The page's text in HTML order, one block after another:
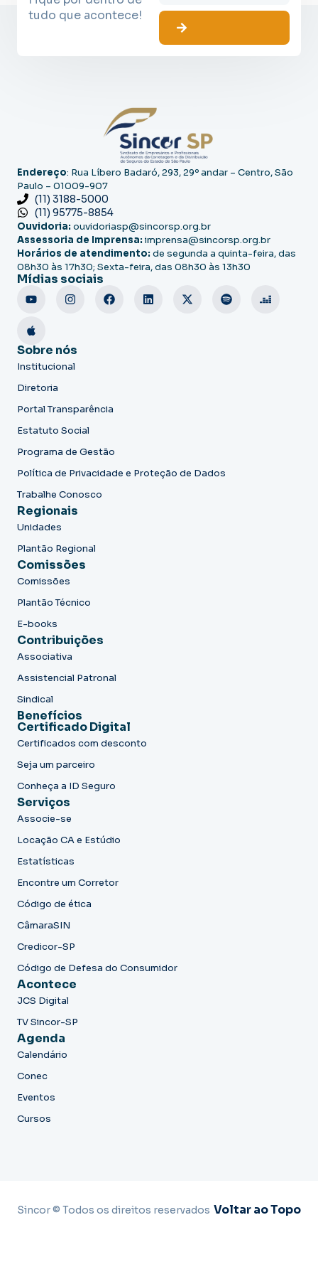
tudo que acontece!
Endereço: Rua Líbero Badaró, 293, 29º andar – Centro, São
Paulo – 01009-907
(11) 3188-5000
(11) 95775-8854
Ouvidoria: ouvidoriasp@sincorsp.org.br
Assessoria de Imprensa: imprensa@sincorsp.org.br
Horários de atendimento: de segunda a quinta-feira, das
08h30 às 17h30; Sexta-feira, das 08h30 às 13h30
Mídias sociais
Sobre nós
Institucional
Diretoria
Portal Transparência
Estatuto Social
Programa de Gestão
Política de Privacidade e Proteção de Dados
Trabalhe Conosco
Regionais
Unidades
Plantão Regional
Comissões
Comissões
Plantão Técnico
E-books
Contribuições
Associativa
Assistencial Patronal
Sindical
Benefícios
Certificado Digital
Certificados com desconto
Seja um parceiro
Conheça a ID Seguro
Serviços
Associe-se
Locação CA e Estúdio
Estatísticas
Encontre um Corretor
Código de ética
CâmaraSIN
Credicor-SP
Código de Defesa do Consumidor
Acontece
JCS Digital
TV Sincor-SP
Agenda
Calendário
Conec
Eventos
Cursos
Sincor © Todos os direitos reservados Voltar ao Topo